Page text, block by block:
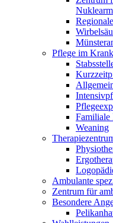
Pflege im
Familiale
Weaning
Ambulante
Zentrum für
Besondere